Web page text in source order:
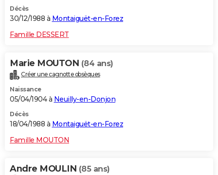
Décès
30/12/1988 à Montaiguët-en-Forez
Famille DESSERT
Marie MOUTON (84 ans)
Créer une cagnotte obsèques
Naissance
05/04/1904 à Neuilly-en-Donjon
Décès
18/04/1988 à Montaiguët-en-Forez
Famille MOUTON
Andre MOULIN (85 ans)